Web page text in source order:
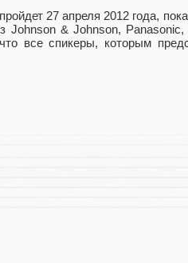
27 апреля 2012 года,
Johnson & Johnson,
все спикеры, которым